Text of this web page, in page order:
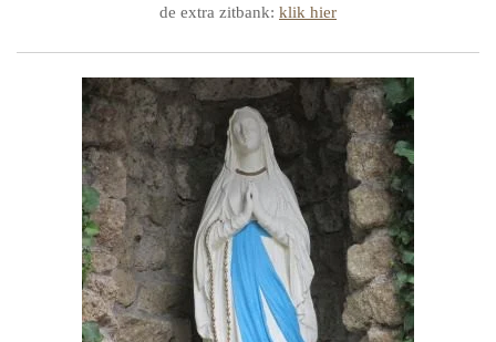
de extra zitbank: klik hier